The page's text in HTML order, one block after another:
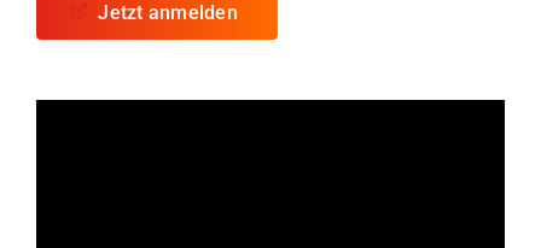
Jetzt anmelden